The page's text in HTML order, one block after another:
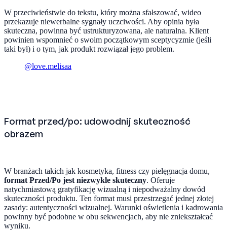
W przeciwieństwie do tekstu, który można sfałszować, wideo
przekazuje niewerbalne sygnały uczciwości. Aby opinia była
skuteczna, powinna być ustrukturyzowana, ale naturalna. Klient
powinien wspomnieć o swoim początkowym sceptycyzmie (jeśli
taki był) i o tym, jak produkt rozwiązał jego problem.
@love.melisaa
Format przed/po: udowodnij skuteczność
obrazem
W branżach takich jak kosmetyka, fitness czy pielęgnacja domu,
format Przed/Po jest niezwykle skuteczny. Oferuje
natychmiastową gratyfikację wizualną i niepodważalny dowód
skuteczności produktu. Ten format musi przestrzegać jednej złotej
zasady: autentyczności wizualnej. Warunki oświetlenia i kadrowania
powinny być podobne w obu sekwencjach, aby nie zniekształcać
wyniku.